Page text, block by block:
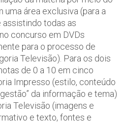
área exclusiva (para a
todas as
concurso em DVDs
para o processo de
Televisão). Para os dois
de 0 a 10 em cinco
Impresso (estilo, conteúdo
da informação e tema)
Televisão (imagens e
e texto, fontes e